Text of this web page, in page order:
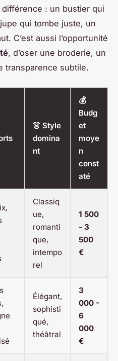
: un bustier qui
qui tombe juste, un
C’est aussi l’opportunité
, d’oser une broderie, un
transparence subtile.
👗 Style
domina
nt
💰
Budg
et
moye
n
const
até
Classiq
ue,
romanti
que,
intempo
rel
1 500
- 3
500
€
Élégant,
sophisti
qué,
théâtral
3
000 -
6
000
€